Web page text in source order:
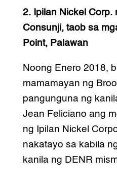
2. Ipilan Nickel Corp.
Consunji, taob sa
Point, Palawan
Noong Enero 2018,
mamamayan ng
pangunguna ng
Jean Feliciano ang
ng Ipilan Nickel
nakatayo sa kabila
kanila ng DENR